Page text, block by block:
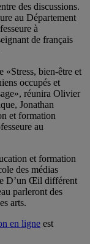
des discussions.
au Département
à
de français
«Stress, bien-être et
occupés et
réunira Olivier
Jonathan
et formation
au
et formation
des médias
D’un Œil différent
parleront des
arts.
en ligne est